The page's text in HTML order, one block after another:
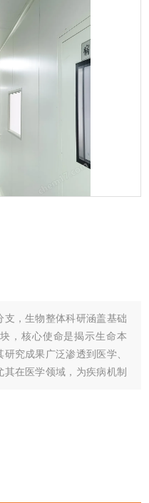
支，生物整体科研涵盖基础
，核心使命是揭示生命本
究成果广泛渗透到医学、
在医学领域，为疾病机制
与临床医疗实践的关键桥